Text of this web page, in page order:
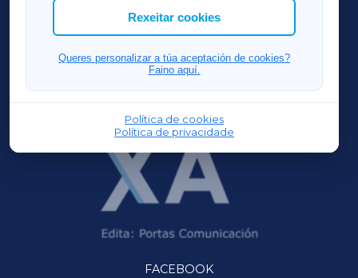
Rexeitar cookies
Queres personalizar a túa aceptación de cookies?
Faino aquí.
Política de cookies
Política de privacidade
ACORUÑAXA
FERROLXA
OURENSEXA
FACEBOOK